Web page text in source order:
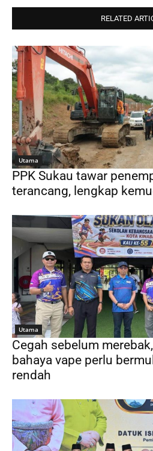
RELATED
Utama
PPK Sukau tawar
terancang, lengkap
Utama
Cegah sebelum
bahaya vape perlu
rendah